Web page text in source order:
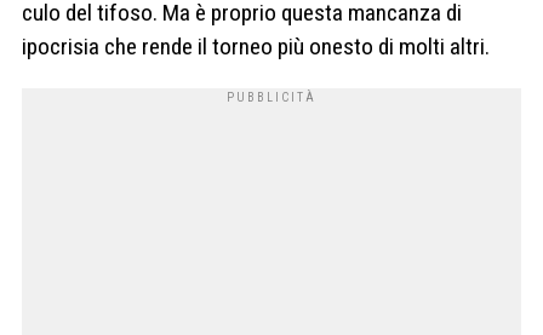
culo del tifoso. Ma è proprio questa mancanza di
ipocrisia che rende il torneo più onesto di molti altri.